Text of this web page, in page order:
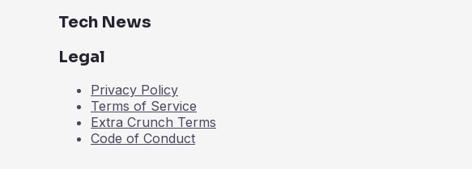
Tech News
Legal
Privacy Policy
Terms of Service
Extra Crunch Terms
Code of Conduct